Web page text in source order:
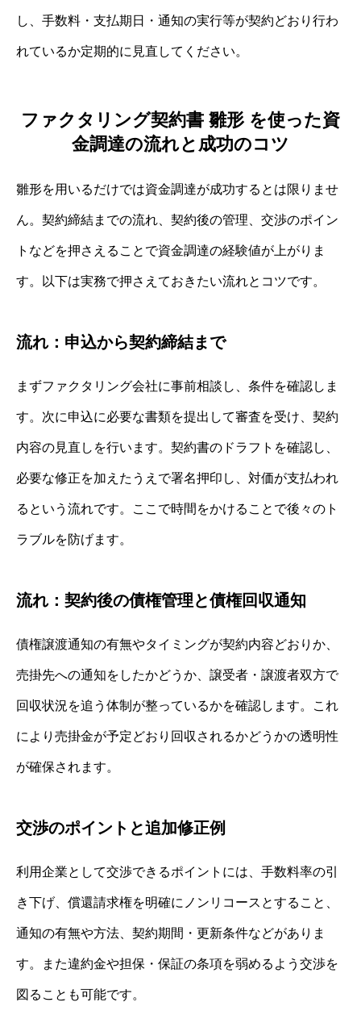
し、手数料・支払期日・通知の実行等が契約どおり行わ
れているか定期的に見直してください。
ファクタリング契約書 雛形 を使った資
金調達の流れと成功のコツ
雛形を用いるだけでは資金調達が成功するとは限りませ
ん。契約締結までの流れ、契約後の管理、交渉のポイン
トなどを押さえることで資金調達の経験値が上がりま
す。以下は実務で押さえておきたい流れとコツです。
流れ：申込から契約締結まで
まずファクタリング会社に事前相談し、条件を確認しま
す。次に申込に必要な書類を提出して審査を受け、契約
内容の見直しを行います。契約書のドラフトを確認し、
必要な修正を加えたうえで署名押印し、対価が支払われ
るという流れです。ここで時間をかけることで後々のト
ラブルを防げます。
流れ：契約後の債権管理と債権回収通知
債権譲渡通知の有無やタイミングが契約内容どおりか、
売掛先への通知をしたかどうか、譲受者・譲渡者双方で
回収状況を追う体制が整っているかを確認します。これ
により売掛金が予定どおり回収されるかどうかの透明性
が確保されます。
交渉のポイントと追加修正例
利用企業として交渉できるポイントには、手数料率の引
き下げ、償還請求権を明確にノンリコースとすること、
通知の有無や方法、契約期間・更新条件などがありま
す。また違約金や担保・保証の条項を弱めるよう交渉を
図ることも可能です。